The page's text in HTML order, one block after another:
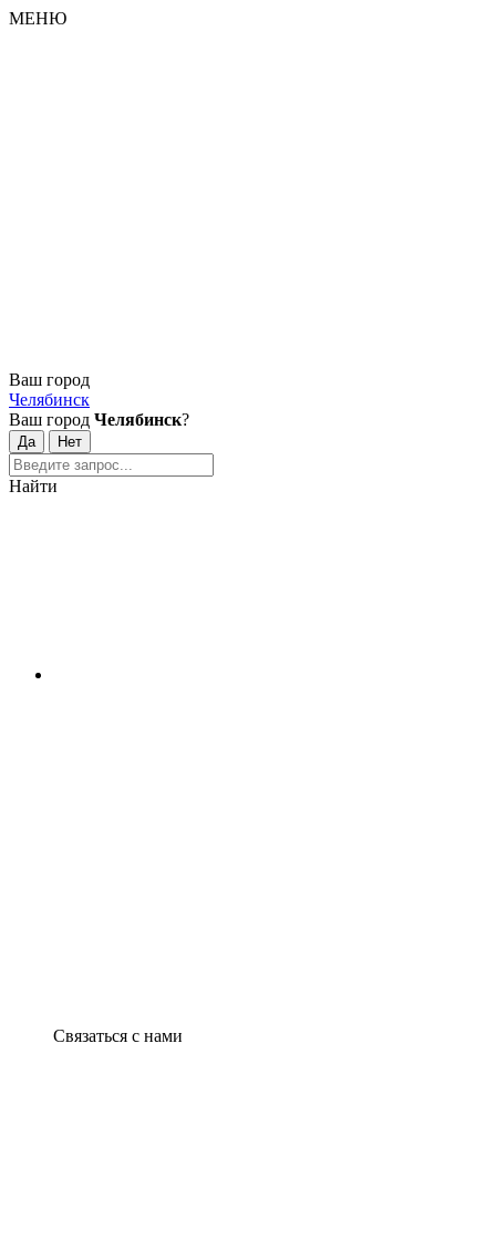
МЕНЮ
Ваш город
Челябинск
Ваш город Челябинск?
Найти
Связаться с нами